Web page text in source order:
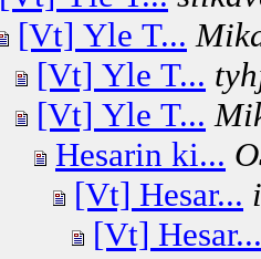
[Vt] Yle T...
[Vt] Yle T...
[Vt] Yle T...
Hesarin ki...
[Vt] Hesar...
[Vt] Hesar...